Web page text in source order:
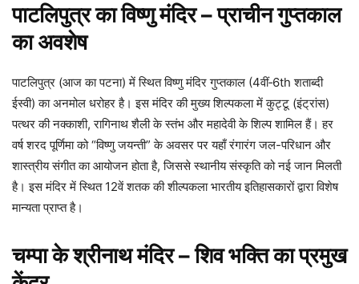
पाटलिपुत्र का विष्णु मंदिर – प्राचीन गुप्तकाल
का अवशेष
पाटलिपुत्र (आज का पटना) में स्थित विष्णु मंदिर गुप्तकाल (4वीं‑6th शताब्दी
ईस्वी) का अनमोल धरोहर है। इस मंदिर की मुख्य शिल्पकला में कुट्टू (इंट्रांस)
पत्थर की नक्काशी, रागिनाथ शैली के स्तंभ और महादेवी के शिल्प शामिल हैं। हर
वर्ष शरद पूर्णिमा को “विष्णु जयन्ती” के अवसर पर यहाँ रंगारंग जल-परिधान और
शास्त्रीय संगीत का आयोजन होता है, जिससे स्थानीय संस्कृति को नई जान मिलती
है। इस मंदिर में स्थित 12वें शतक की शील्पकला भारतीय इतिहासकारों द्वारा विशेष
मान्यता प्राप्त है।
चम्पा के श्रीनाथ मंदिर – शिव भक्ति का प्रमुख